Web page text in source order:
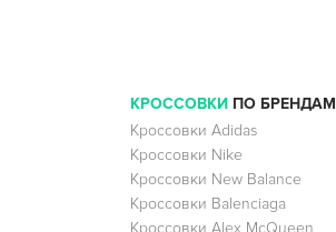
КРОССОВКИ ПО БРЕНДАМ
Кроссовки Adidas
Кроссовки Nike
Кроссовки New Balance
Кроссовки Balenciaga
Кроссовки Alex McQueen